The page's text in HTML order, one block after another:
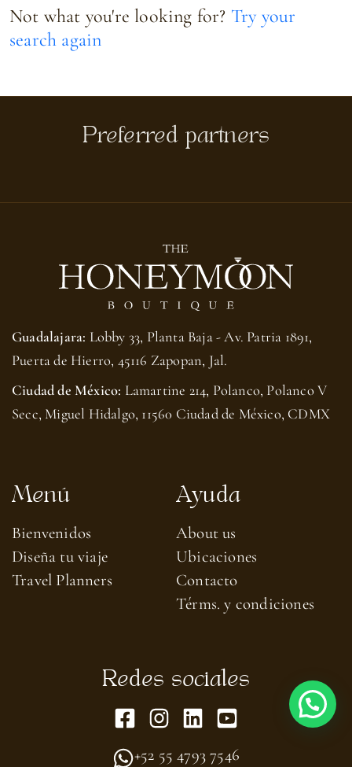
Not what you're looking for? Try your
search again
Preferred partners
Guadalajara: Lobby 33, Planta Baja - Av. Patria 1891,
Puerta de Hierro, 45116 Zapopan, Jal.
Ciudad de México: Lamartine 214, Polanco, Polanco V
Secc, Miguel Hidalgo, 11560 Ciudad de México, CDMX
Menú
Bienvenidos
Diseña tu viaje
Travel Planners
Ayuda
About us​
Ubicaciones
Contacto
Térms. y condiciones
Redes sociales
+52 55 4793 7546